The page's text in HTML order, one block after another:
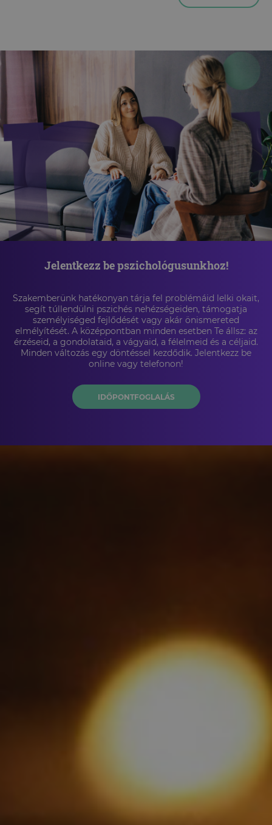
Jelentkezz be pszichológusunkhoz!
Szakemberünk hatékonyan tárja fel problémáid lelki okait,
segít túllendülni pszichés nehézségeiden, támogatja
személyiséged fejlődését vagy akár önismereted
elmélyítését. A középpontban minden esetben Te állsz: az
érzéseid, a gondolataid, a vágyaid, a félelmeid és a céljaid.
Minden változás egy döntéssel kezdődik. Jelentkezz be
online vagy telefonon!
IDŐPONTFOGLALÁS